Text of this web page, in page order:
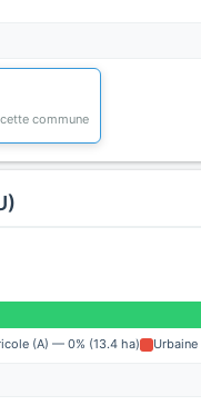
commune
(A) — 0% (13.4 ha)